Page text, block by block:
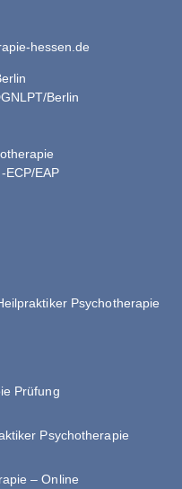
hessen.de
Berlin
ECP/EAP
Psychotherapie
Prüfung
Psychotherapie
– Online